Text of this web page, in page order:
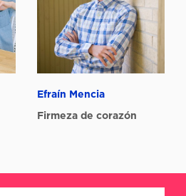
Efraín Mencia
Firmeza de corazón